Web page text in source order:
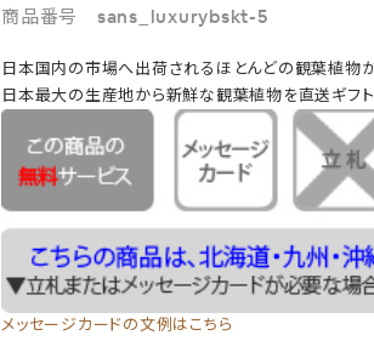
商品番号 sans_luxurybskt-5
日本国内の市場へ出荷されるほとんどの観葉植物
日本最大の生産地から新鮮な観葉植物を直送ギフト
メッセージカードの文例はこちら